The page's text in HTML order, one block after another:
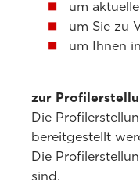
um
um Sie zu
um Ihnen
zur
Die
bereitgestellt
Die
sind.